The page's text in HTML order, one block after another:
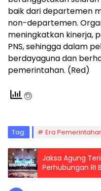
baik dari departemen
non-departemen.
meningkatkan kinerja,
PNS, sehingga dalam
berdayaguna dan
pemerintahan. (Red)
Tag: Era
Jaksa Agung
Perhubungan RI